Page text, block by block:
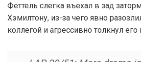
Феттель слегка въехал в зад
Хэмилтону, из-за чего явно
коллегой и агрессивно толкнул